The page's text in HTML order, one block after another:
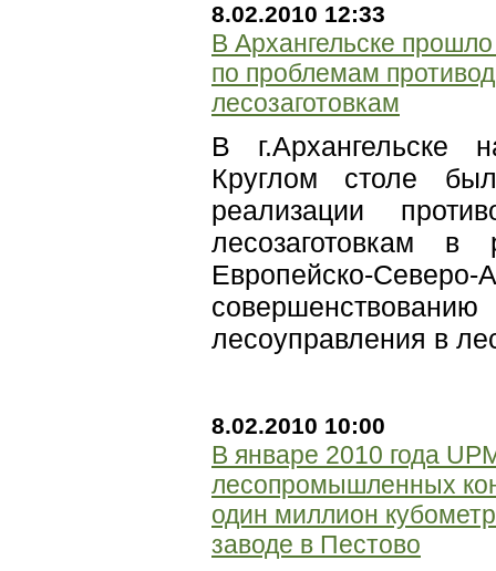
8.02.2010 12:33
В Архангельске
по проблемам
лесозаготовкам
В
Круглом столе
реализации
лесозаготовкам в
Европейско-
лесоуправления в
8.02.2010 10:00
В январе 2010 года
лесопромышленных
один миллион
заводе в Пестово